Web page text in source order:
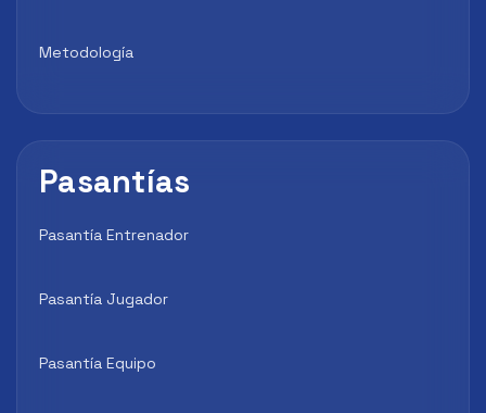
Metodología
Pasantías
Pasantía Entrenador
Pasantía Jugador
Pasantía Equipo